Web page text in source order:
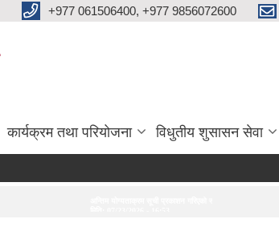
+977 061506400, +977 9856072600
कार्यक्रम तथा परियोजना विधुतीय शुसासन सेवा